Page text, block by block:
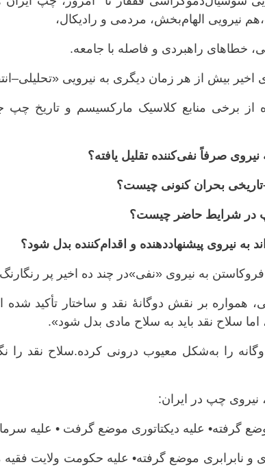
نیرویی الهام‌بخش، مردمی و رادیکال،
خطاهای راهبردی و فاصله با جامعه.
بیش از هر زمان دیگری به نیرویی
از برخی منابع کلاسیک مارکسیسم و تاریخ
به نیروی «نفی»در چند ده اخیر پر
همواره بر نقش دوگانهٔ نقد و ساختار تأکید
سلاح نقد باید به سلاح مادی بدل شود».
را به‌شکل معیوب درونی کرده.سلاح نقد را
چپ در ایران:
گرفته• علیه دیکتاتوری موضع گرفت • علیه
نابرابری موضع گرفته• علیه حکومت ولایت